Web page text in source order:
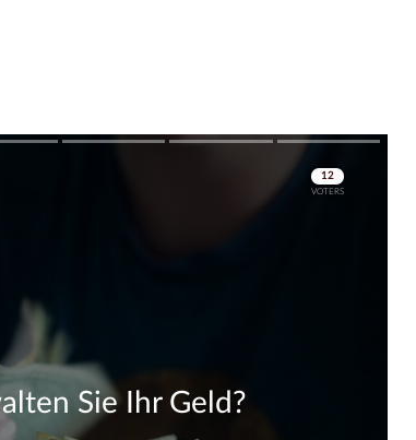
Skip